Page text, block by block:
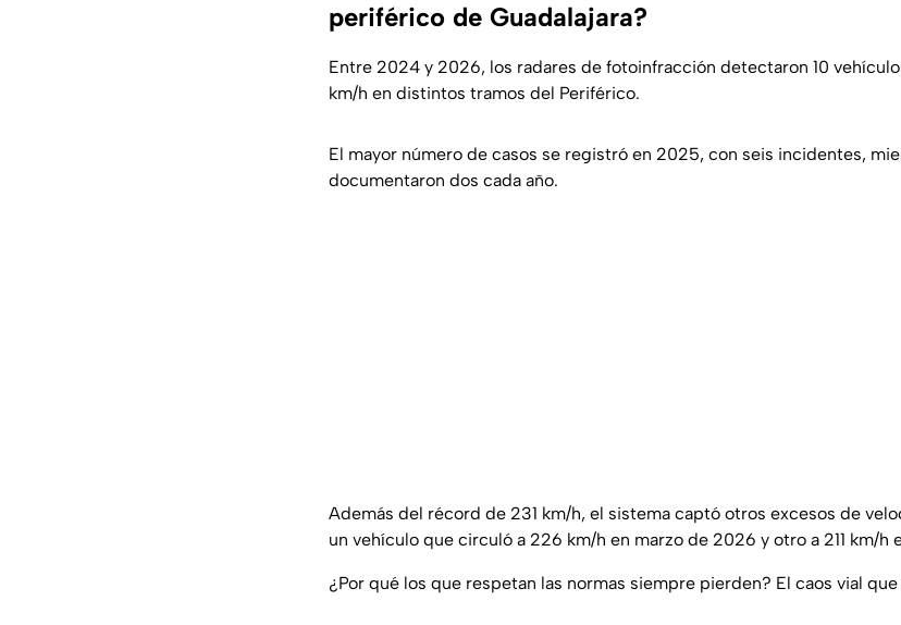
periférico de Guadalajara?
Entre 2024 y 2026, los radares de fotoinfracción detectaron 10
km/h en distintos tramos del Periférico.
El mayor número de casos se registró en 2025, con seis incidentes,
documentaron dos cada año.
Además del récord de 231 km/h, el sistema captó otros excesos de
un vehículo que circuló a 226 km/h en marzo de 2026 y otro a 211 km/h
¿Por qué los que respetan las normas siempre pierden? El caos vial